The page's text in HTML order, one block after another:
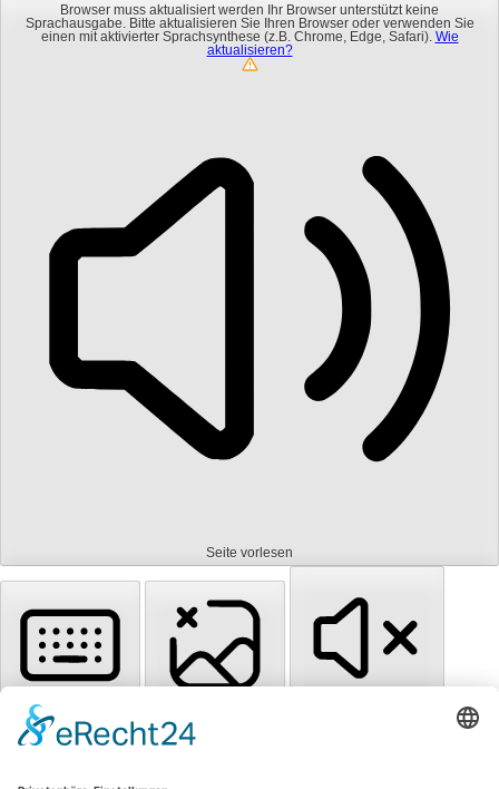
Browser muss aktualisiert werden
Ihr Browser unterstützt keine
Sprachausgabe. Bitte aktualisieren Sie Ihren Browser oder verwenden Sie
einen mit aktivierter Sprachsynthese (z.B. Chrome, Edge, Safari). Wie
aktualisieren?
Seite vorlesen
Tastaturnavigation